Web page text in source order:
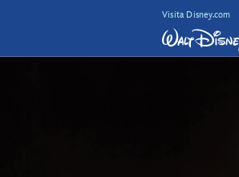
Visita Disney.com